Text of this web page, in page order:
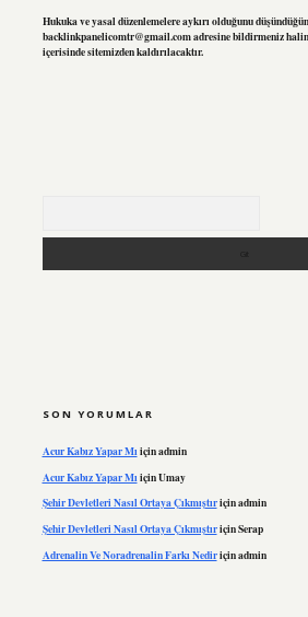
Hukuka ve yasal düzenlemelere aykırı olduğunu
backlinkpanelicomtr@gmail.comadresine bildirmeniz
içerisinde sitemizden kaldırılacaktır.
SON YORUMLAR
Acur Kabız Yapar Mıiçinadmin
Acur Kabız Yapar Mı içinUmay
Şehir Devletleri Nasıl Ortaya Çıkmıştıriçinadmin
Şehir Devletleri Nasıl Ortaya ÇıkmıştıriçinSerap
Adrenalin Ve Noradrenalin Farkı Nediriçinadmin